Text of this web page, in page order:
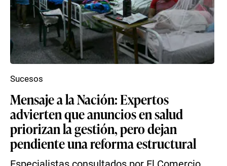
Mensaje a la Nación: Expertos
advierten que anuncios en salud
priorizan la gestión, pero dejan
pendiente una reforma estructural
Sucesos